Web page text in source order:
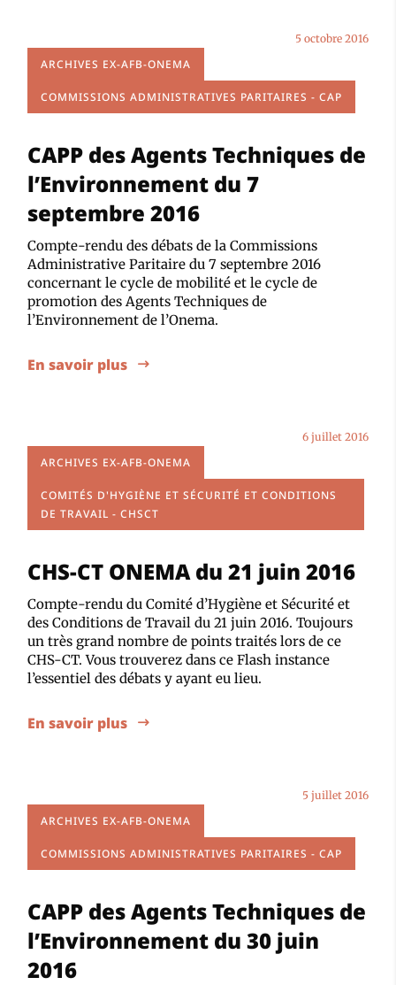
ARCHIVES EX-AFB-ONEMA
COMMISSIONS ADMINISTRATIVES PARITAIRES - CAP
5 octobre 2016
CAPP des Agents Techniques de
l’Environnement du 7
septembre 2016
Compte-rendu des débats de la Commissions
Administrative Paritaire du 7 septembre 2016
concernant le cycle de mobilité et le cycle de
promotion des Agents Techniques de
l’Environnement de l’Onema.
En savoir plus
ARCHIVES EX-AFB-ONEMA
COMITÉS D'HYGIÈNE ET SÉCURITÉ ET CONDITIONS
DE TRAVAIL - CHSCT
6 juillet 2016
CHS-CT ONEMA du 21 juin 2016
Compte-rendu du Comité d’Hygiène et Sécurité et
des Conditions de Travail du 21 juin 2016. Toujours
un très grand nombre de points traités lors de ce
CHS-CT. Vous trouverez dans ce Flash instance
l’essentiel des débats y ayant eu lieu.
En savoir plus
ARCHIVES EX-AFB-ONEMA
COMMISSIONS ADMINISTRATIVES PARITAIRES - CAP
5 juillet 2016
CAPP des Agents Techniques de
l’Environnement du 30 juin
2016